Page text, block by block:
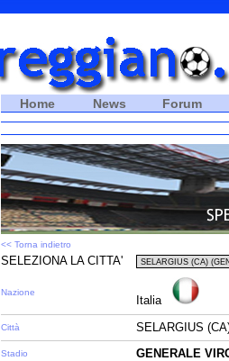
Home News Forum
<< Torna indietro
SELEZIONA LA CITTA'
Nazione
Italia
Città SELARGIUS
Stadio GENERALE